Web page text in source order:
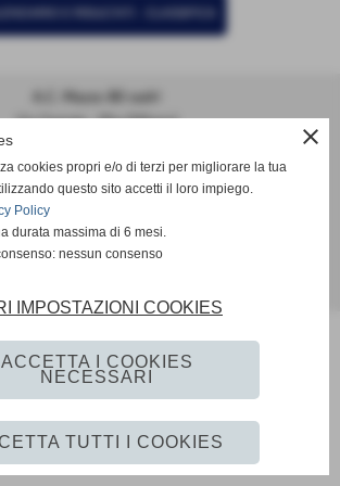
A.C. Mazzo 80 ssdrl
Via Ospiate - Rho (Milano)
Tel. 02 37905770
info@acmazzo1980.it
Matricola 205826
Privacy Policy
close
cookies propri e/o di terzi per migliorare la tua
questo sito accetti il loro impiego.
Policy
durata massima di 6 mesi.
nessun consenso
IMPOSTAZIONI COOKIES
ACCETTA I COOKIES
NECESSARI
TUTTI I COOKIES